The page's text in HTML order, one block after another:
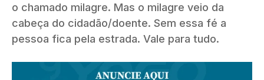
o chamado milagre. Mas o milagre veio da
cabeça do cidadão/doente. Sem essa fé a
pessoa fica pela estrada. Vale para tudo.